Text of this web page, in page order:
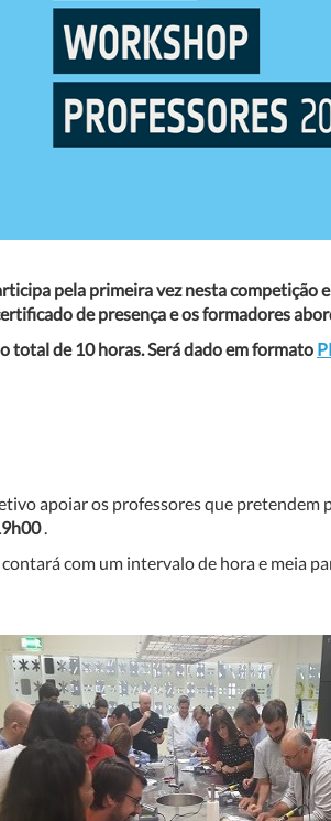
pela primeira vez nesta competição
de presença e os formadores
total de 10 horas. Será dadoem formato
apoiar os professores que pretendem
.
com um intervalo de hora e meia